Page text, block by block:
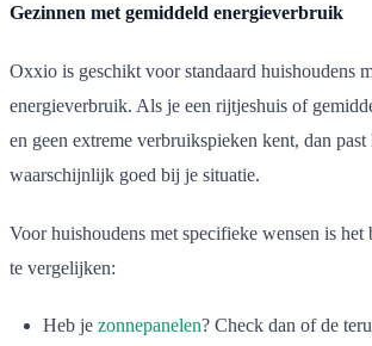
Gezinnen met gemiddeld energieverbruik
Oxxio is geschikt voor standaard huishoudens
energieverbruik. Als je een rijtjeshuis of
en geen extreme verbruikspieken kent, dan past
waarschijnlijk goed bij je situatie.
Voor huishoudens met specifieke wensen is
te vergelijken:
Heb je zonnepanelen? Check dan of de